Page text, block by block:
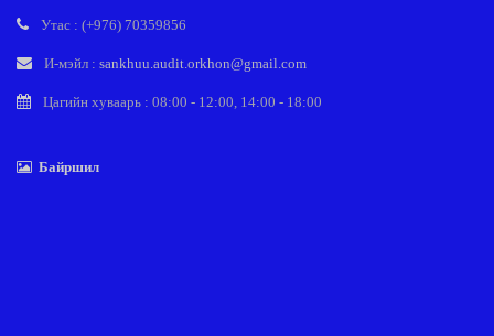
Утас : (+976) 70359856
И-мэйл : sankhuu.audit.orkhon@gmail.com
Цагийн хуваарь : 08:00 - 12:00, 14:00 - 18:00
Байршил